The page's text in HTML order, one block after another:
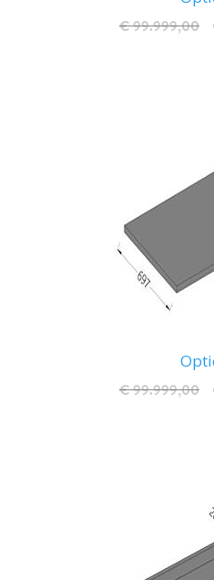
€ 99.999,00
€ 99.999,00